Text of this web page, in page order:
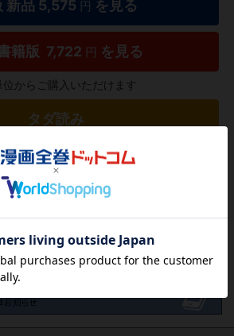
新品 5,575 円 を見る
籍版 7,722 円 を見る
位からご購入いただけます
タダ読み
いリストに追加する
気になる商品を登録